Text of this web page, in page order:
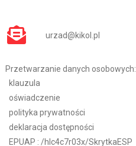
urzad@kikol.pl
Przetwarzanie danych osobowych:
klauzula
oświadczenie
polityka prywatności
deklaracja dostępności
EPUAP : /hlc4c7r03x/SkrytkaESP